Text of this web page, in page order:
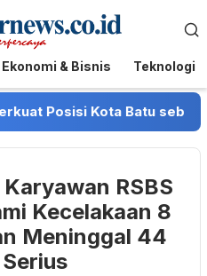
Ekonomi & Bisnis Teknologi
Posisi Kota Batu sebagai
RSBS
Kecelakaan 8
Meninggal 44